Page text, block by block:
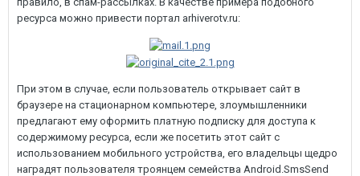
ресурса можно привести портал arhiverotv.ru:
При этом в случае, если пользователь открывает сайт в
браузере на стационарном компьютере, злоумышленники
предлагают ему оформить платную подписку для доступа к
содержимому ресурса, если же посетить этот сайт с
использованием мобильного устройства, его владельцы щедро
наградят пользователя троянцем семейства Android.SmsSend